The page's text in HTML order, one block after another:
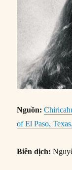
Nguồn:
of El Paso, Texas,
Biên dịch: